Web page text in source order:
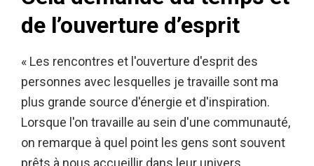
de l’ouverture d’esprit
« Les rencontres et l'ouverture d'esprit des
personnes avec lesquelles je travaille sont ma
plus grande source d'énergie et d'inspiration.
Lorsque l'on travaille au sein d'une communauté,
on remarque à quel point les gens sont souvent
prêts à nous accueillir dans leur univers.